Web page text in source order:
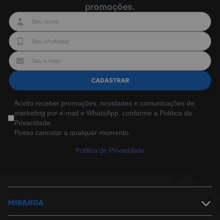
padrão, análise de regressão)
* 9 variáveis
* Coordenar transformação
* Cálculo de energia
* Estatísticas
* Trigonometria
- Vem com nova tampa protetora de encaixe
- Bateria tamanho AAA (R03)
- Dimensões: 80 x 162 mm
promoções.
CADASTRAR
Aceito receber promoções, novidades e comunicações de
marketing por e-mail e WhatsApp, conforme a Política de
Privacidade.
Posso cancelar a qualquer momento.
Política de Privacidade
MIRANDA